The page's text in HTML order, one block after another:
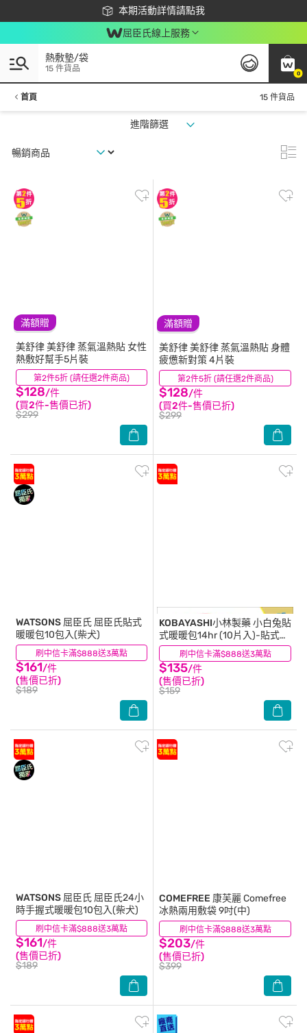
本期活動詳情請點我
下載app最高回饋$350
屈臣氏線上服務
0
熱敷墊/袋
15 件貨品
首頁 15 件貨品
進階篩選
滿額贈
第2件5折 (請任選2件商品)
美舒律美舒律 蒸氣溫熱貼 女性
熱敷好幫手5片裝
$128/件
(買2件-售價已折)
$299
(21)
滿額贈
第2件5折 (請任選2件商品)
美舒律美舒律 蒸氣溫熱貼 身體
疲憊新對策 4片裝
$128/件
(買2件-售價已折)
$299
(34)
刷中信卡滿$888送3萬點
WATSONS 屈臣氏 屈臣氏貼式
暖暖包10包入(柴犬)
$161/件
(售價已折)
$189
(21) 刷中信卡滿$888送3萬點
KOBAYASHI小林製藥小白兔貼
式暖暖包14hr (10片入)-貼式設
計
$135/件
(售價已折)
$159
(42)
刷中信卡滿$888送3萬點
WATSONS 屈臣氏 屈臣氏24小
時手握式暖暖包10包入(柴犬)
$161/件
(售價已折)
$189
(30) 刷中信卡滿$888送3萬點
COMEFREE 康芙麗 Comefree
冰熱兩用敷袋 9吋(中)
$203/件
(售價已折)
$399
(4)